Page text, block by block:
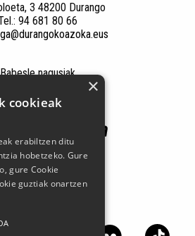
3 48200 Durango
94 681 80 66
Babesle nagusiak
sare sozialetan
×
cookieak
erabiltzen ditu
hobetzeko. Gure
gure Cookie
guztiak onartzen